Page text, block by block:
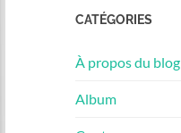
CATÉGORIES
À propos du blog
Album